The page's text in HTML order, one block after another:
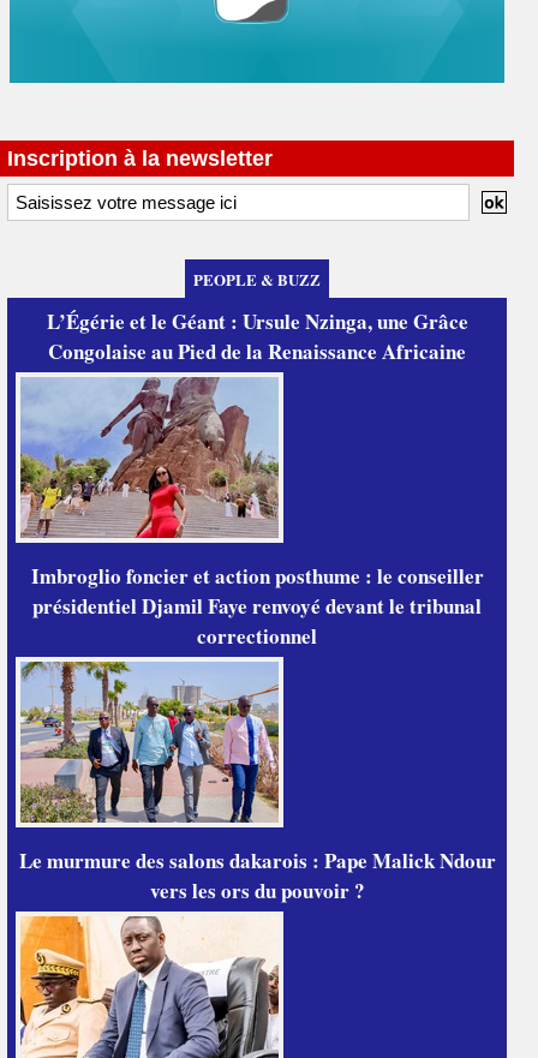
Inscription à la newsletter
PEOPLE & BUZZ
L’Égérie et le Géant : Ursule Nzinga, une Grâce
Congolaise au Pied de la Renaissance Africaine
Imbroglio foncier et action posthume : le conseiller
présidentiel Djamil Faye renvoyé devant le tribunal
correctionnel
Le murmure des salons dakarois : Pape Malick Ndour
vers les ors du pouvoir ?